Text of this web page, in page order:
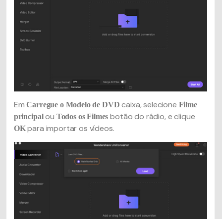
EmCarregue o Modelo de DVD caixa, selecione Filme
principalou Todos os Filmesbotão do rádio, e clique
OKpara importar os vídeos.